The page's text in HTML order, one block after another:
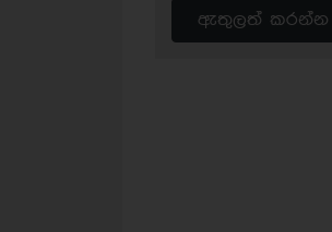
ඇතුලත් කරන්න